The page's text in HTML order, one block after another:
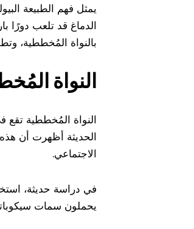
يمثل فهم الطبيعة
الدماغ قد تلعب
بالنواة المُخططية،
النواة
النواة المُخططية تقع
الحديثة أظهرت أن
الاجتماعي.
يحملون سمات سيكوباتية لديهم